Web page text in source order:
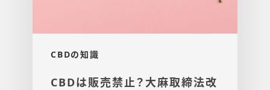
CBDの知識
CBDは販売禁止？大麻取締法改